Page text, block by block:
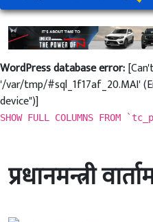
WordPress database error:
'/var/tmp/#sql_1f17af_20.MAI'
device")]
SHOW FULL COLUMNS FROM
प्रधानमन्त्री